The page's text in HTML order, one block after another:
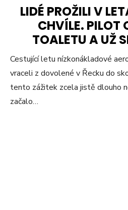
LIDÉ PROŽILI V
CHVÍLE. PILOT
TOALETU A UŽ
Cestující letu nízkonákladové
vraceli z dovolené v Řecku do
tento zážitek zcela jistě dlouho
začalo…